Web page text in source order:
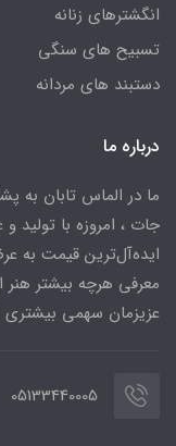
انگشترهای زنانه
تسبیح های سنگی
دستبند های مردانه
درباره ما
ما در الماس تابان به
جات ، امروزه با
ایده‌آل‌ترین قیمت به
معرفی هرچه بیشتر هنر
عزیزمان سهمی بیشتری
05133440005